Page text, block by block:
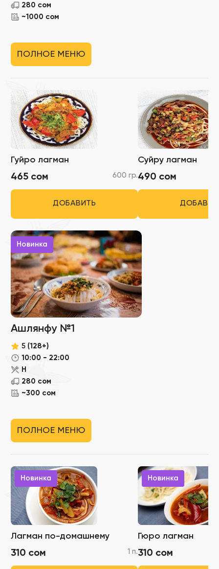
280 сом
~1000 сом
ПОЛНОЕ МЕНЮ
Гуйро лагман
465 сом 600 гр.
ДОБАВИТЬ
Суйру лагман
490 сом
Ашлянфу №1
5 (128+)
10:00 - 22:00
Н
280 сом
~300 сом
Новинка
ПОЛНОЕ МЕНЮ
Новинка
Лагман по-домашнему
310 сом 1 п.
Новинка
Гюро лагман
310 сом